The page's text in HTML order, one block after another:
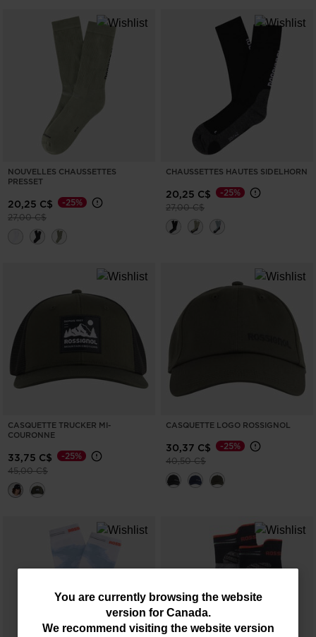
You
are
You are currently browsing the website
version for Canada.
We recommend visiting the website version
NOUVELLES CHAUSSETTES
PRESSET
20,25 C$
Prix réduit de
27,00 C$à
-25%
CHAUSSETTES HAUTES SIDELHORN
20,25 C$
Prix réduit de
27,00 C$à
-25%
CASQUETTE TRUCKER MI-
COURONNE
33,75 C$
Prix réduit de
45,00 C$à
-25%
CASQUETTE LOGO ROSSIGNOL
30,37 C$
Prix réduit de
40,50 C$à
-25%